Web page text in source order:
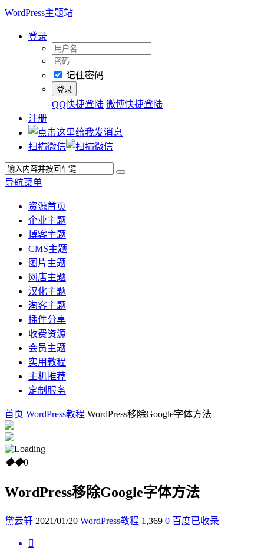
WordPress主题站
登录
记住密码
QQ快捷登陆 微博快捷登陆
注册
扫描微信
导航菜单
资源首页
企业主题
博客主题
CMS主题
图片主题
网店主题
汉化主题
淘客主题
插件分享
收费资源
会员主题
实用教程
主机推荐
定制服务
首页 WordPress教程 WordPress移除Google字体方法
◆◆0
WordPress移除Google字体方法
黛云轩 2021/01/20 WordPress教程 1,369 0 百度已收录